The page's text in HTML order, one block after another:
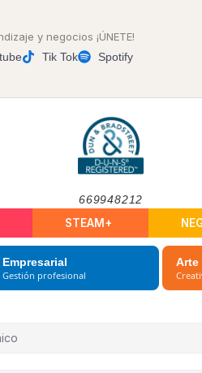
y negocios ¡ÚNETE!
Tik Tok Spotify
669948212
STEAM+
Empresarial
Gestión profesional
Arte